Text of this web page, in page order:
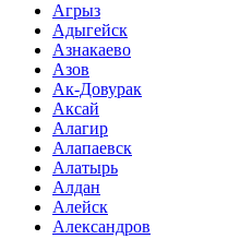
Агрыз
Адыгейск
Азнакаево
Азов
Ак-Довурак
Аксай
Алагир
Алапаевск
Алатырь
Алдан
Алейск
Александров